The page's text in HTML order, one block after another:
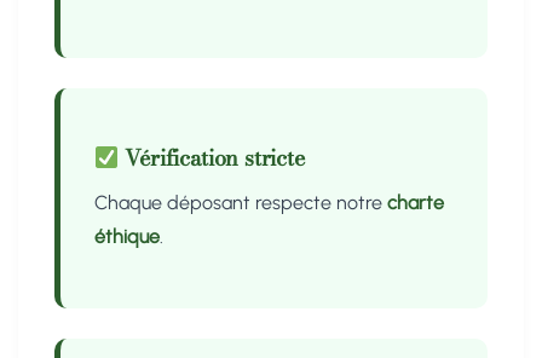
Vérification stricte
Chaque déposant respecte notre charte
éthique.